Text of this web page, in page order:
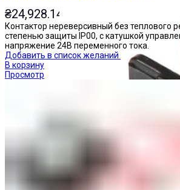
₴24,928.14
Контактор нереверсивный без теплового
степенью защиты IP00, с катушкой
напряжение 24В переменного тока.
Добавить в список желаний
В корзину
Просмотр